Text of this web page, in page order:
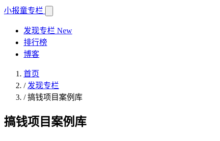
小报童专栏
发现专栏 New
排行榜
博客
首页
/ 发现专栏
/搞钱项目案例库
搞钱项目案例库